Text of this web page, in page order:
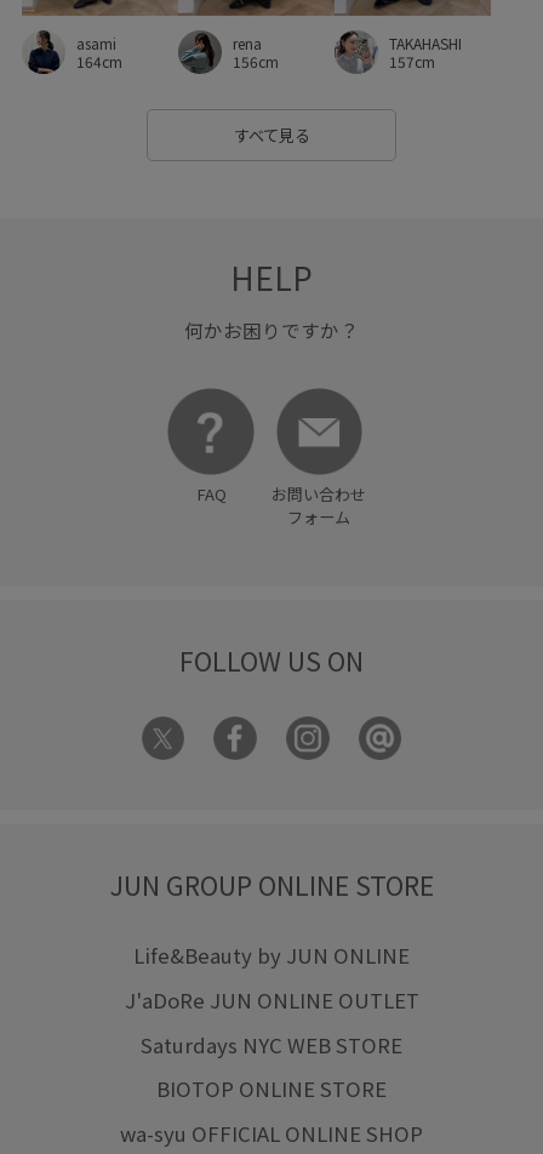
透け感 靴下
asami
164cm
rena
156cm
TAKAHASHI
157cm
すべて見る
HELP
何かお困りですか？
FAQ
お問い合わせ
フォーム
FOLLOW US ON
JUN GROUP ONLINE STORE
Life&Beauty by JUN ONLINE
J'aDoRe JUN ONLINE OUTLET
Saturdays NYC WEB STORE
BIOTOP ONLINE STORE
wa-syu OFFICIAL ONLINE SHOP